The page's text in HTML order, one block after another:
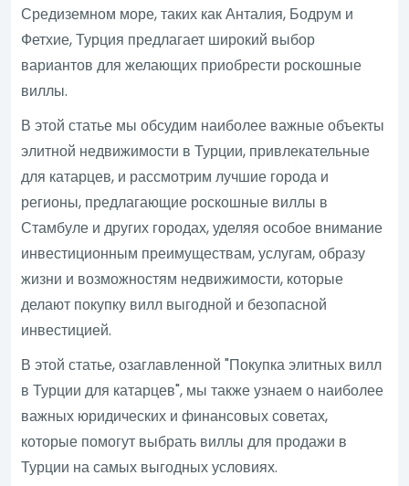
Средиземном море, таких как Анталия, Бодрум и
Фетхие, Турция предлагает широкий выбор
вариантов для желающих приобрести роскошные
виллы.
В этой статье мы обсудим наиболее важные объекты
элитной недвижимости в Турции, привлекательные
для катарцев, и рассмотрим лучшие города и
регионы, предлагающие роскошные виллы в
Стамбуле и других городах, уделяя особое внимание
инвестиционным преимуществам, услугам, образу
жизни и возможностям недвижимости, которые
делают покупку вилл выгодной и безопасной
инвестицией.
В этой статье, озаглавленной "Покупка элитных вилл
в Турции для катарцев", мы также узнаем о наиболее
важных юридических и финансовых советах,
которые помогут выбрать виллы для продажи в
Турции на самых выгодных условиях.